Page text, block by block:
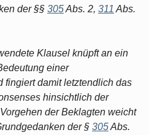
der §§ 305Abs. 2, 311 Abs.
Klausel knüpft an ein
einer
fingiert damit letztendlich das
hinsichtlich der
der Beklagten weicht
der § 305Abs.